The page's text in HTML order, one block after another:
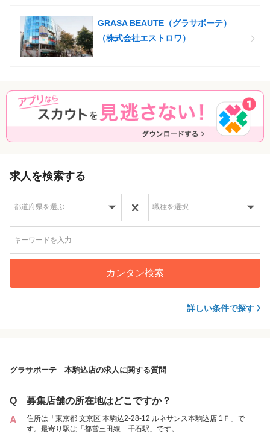
GRASA BEAUTE（グラサボーテ）
（株式会社エストロワ）
求人を検索する
カンタン検索
詳しい条件で探す
グラサボーテ 本駒込店の求人に関する質問
Q
募集店舗の所在地はどこですか？
A
住所は「東京都 文京区 本駒込2-28-12 ルネサンス本駒込店 1Ｆ」で
す。最寄り駅は「都営三田線 千石駅」です。